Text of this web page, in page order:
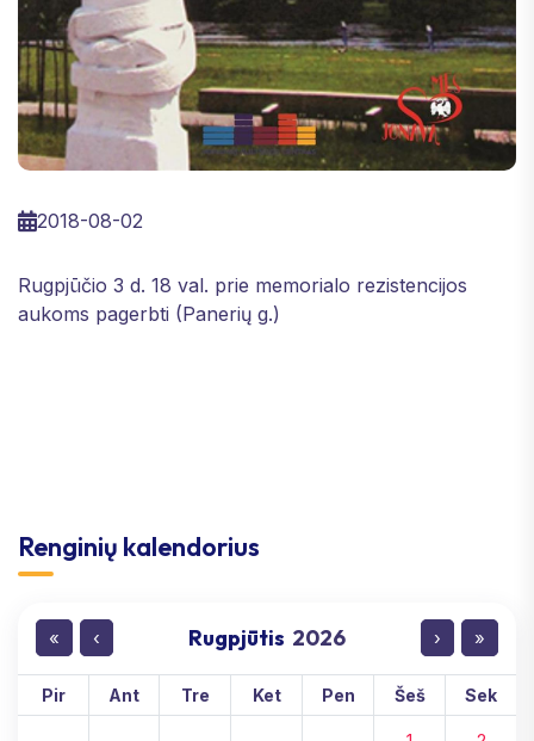
2018-08-02
Rugpjūčio 3 d. 18 val. prie memorialo rezistencijos
aukoms pagerbti (Panerių g.)
Renginių kalendorius
« ‹ Rugpjūtis 2026 › »
Pir Ant Tre Ket Pen Šeš Sek